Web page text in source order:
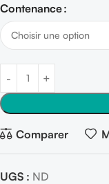
Contenance
Comparer
UGS : ND